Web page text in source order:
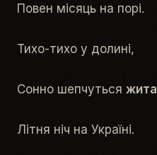
Повен місяць на порі.
Тихо-тихо у долині,
Сонно шепчуться жита
Літня ніч на Україні.